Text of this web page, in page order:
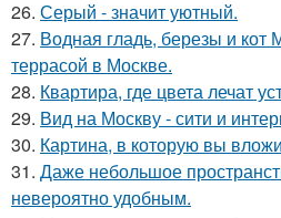
26. Серый - значит уютный.
27. Водная гладь, березы и кот
террасой в Москве.
28. Квартира, где цвета лечат
29. Вид на Москву - сити и
30. Картина, в которую вы
31. Даже небольшое
невероятно удобным.